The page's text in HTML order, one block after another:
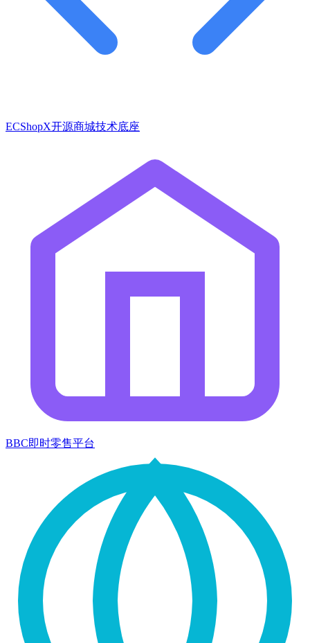
ECShopX开源商城技术底座
BBC即时零售平台